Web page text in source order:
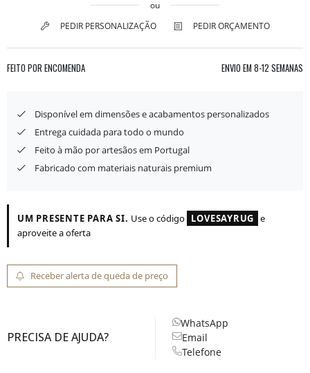
ou
PEDIR PERSONALIZAÇÃO
PEDIR ORÇAMENTO
FEITO POR ENCOMENDA ENVIO EM 8-12 SEMANAS
Disponível em dimensões e acabamentos personalizados
Entrega cuidada para todo o mundo
Feito à mão por artesãos em Portugal
Fabricado com materiais naturais premium
UM PRESENTE PARA SI. Use o código LOVESAYRUG e
aproveite a oferta
Receber alerta de queda de preço
PRECISA DE AJUDA?
WhatsApp
Email
Telefone